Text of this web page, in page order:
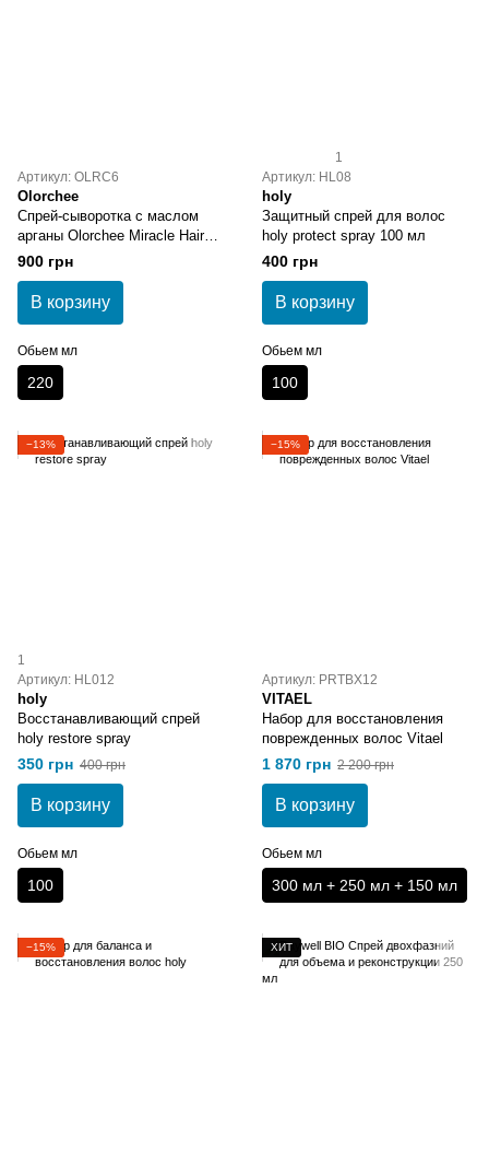
Артикул: OLRC6
Olorchee
Спрей-сыворотка с маслом
арганы Olorchee Miracle Hair
Serum 220 мл
900 грн
В корзину
Обьем мл
220
1
Артикул: HL08
holy
Защитный спрей для волос
holy protect spray 100 мл
400 грн
В корзину
Обьем мл
100
−13%
1
Артикул: HL012
holy
Восстанавливающий спрей
holy restore spray
350 грн 400 грн
В корзину
Обьем мл
100
−15%
Артикул: PRTBX12
VITAEL
Набор для восстановления
поврежденных волос Vitael
1 870 грн 2 200 грн
В корзину
Обьем мл
300 мл + 250 мл + 150 мл
−15% ХИТ